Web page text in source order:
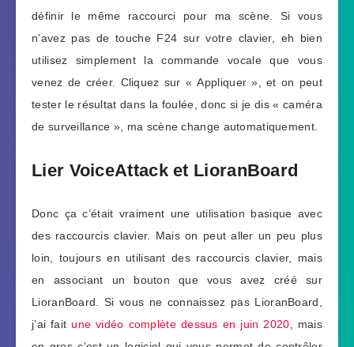
définir le même raccourci pour ma scène. Si vous
n’avez pas de touche F24 sur votre clavier, eh bien
utilisez simplement la commande vocale que vous
venez de créer. Cliquez sur « Appliquer », et on peut
tester le résultat dans la foulée, donc si je dis « caméra
de surveillance », ma scène change automatiquement.
Lier VoiceAttack et LioranBoard
Donc ça c’était vraiment une utilisation basique avec
des raccourcis clavier. Mais on peut aller un peu plus
loin, toujours en utilisant des raccourcis clavier, mais
en associant un bouton que vous avez créé sur
LioranBoard. Si vous ne connaissez pas LioranBoard,
j’ai faitune vidéo complète dessus en juin 2020, mais